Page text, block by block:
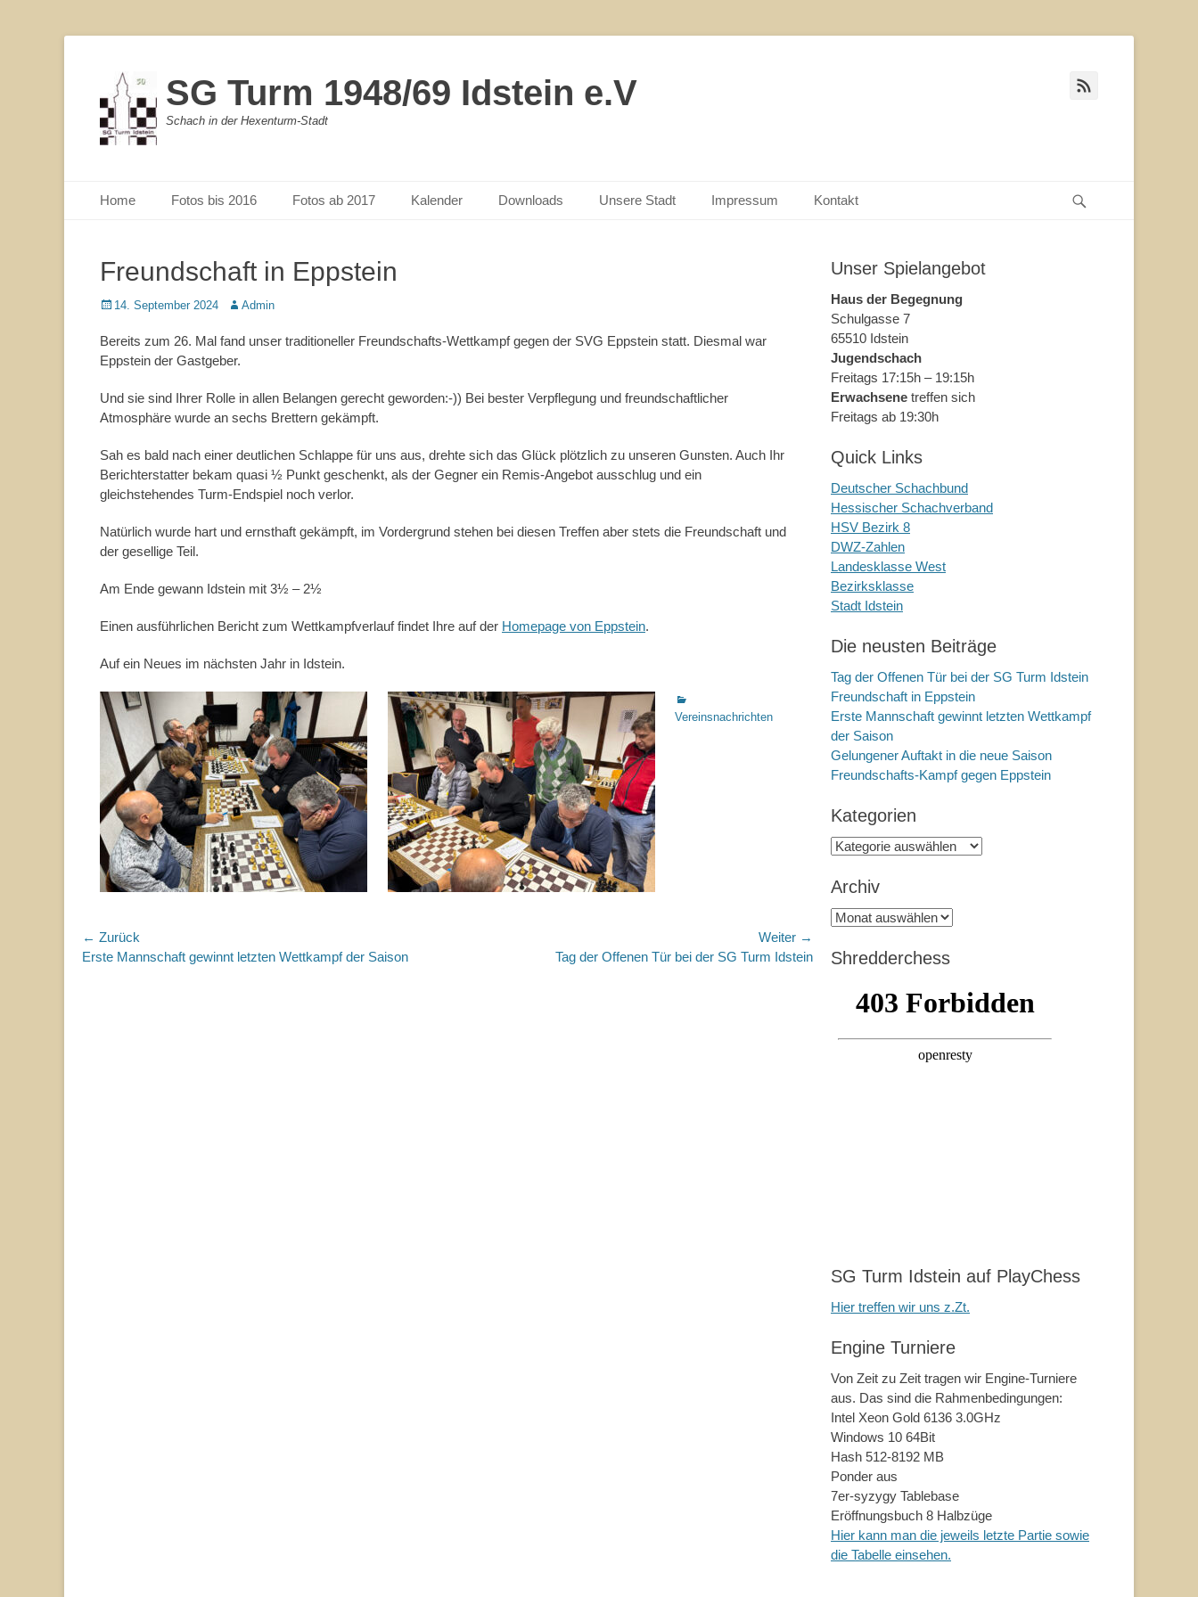
SG Turm 1948/69 Idstein e.V
Schach in der Hexenturm-Stadt
Primärmenu
Home Fotos bis 2016 Fotos ab 2017 Kalender Downloads Unsere Stadt Impressum Kontakt
Freundschaft in Eppstein
Veröffentlicht
14. September 2024 AutorAdmin
Bereits zum 26. Mal fand unser traditioneller Freundschafts-Wettkampf gegen der SVG Eppstein statt. Diesmal war
Eppstein der Gastgeber.
Und sie sind Ihrer Rolle in allen Belangen gerecht geworden:-)) Bei bester Verpflegung und freundschaftlicher
Atmosphäre wurde an sechs Brettern gekämpft.
Sah es bald nach einer deutlichen Schlappe für uns aus, drehte sich das Glück plötzlich zu unseren Gunsten. Auch Ihr
Berichterstatter bekam quasi ½ Punkt geschenkt, als der Gegner ein Remis-Angebot ausschlug und ein
gleichstehendes Turm-Endspiel noch verlor.
Natürlich wurde hart und ernsthaft gekämpft, im Vordergrund stehen bei diesen Treffen aber stets die Freundschaft und
der gesellige Teil.
Am Ende gewann Idstein mit 3½ – 2½
Einen ausführlichen Bericht zum Wettkampfverlauf findet Ihre auf der Homepage von Eppstein.
Auf ein Neues im nächsten Jahr in Idstein.
Kategorien
Vereinsnachrichten
Beitragsnavigation
← Zurück
Vorhergehender
Erste Mannschaft gewinnt letzten Wettkampf der Saison
Weiter →
Tag der Offenen Tür bei der SG Turm Idstein
Unser Spielangebot
Haus der Begegnung
Schulgasse 7
65510 Idstein
Jugendschach
Freitags 17:15h – 19:15h
Erwachsene treffen sich
Freitags ab 19:30h
Quick Links
Deutscher Schachbund
Hessischer Schachverband
HSV Bezirk 8
DWZ-Zahlen
Landesklasse West
Bezirksklasse
Stadt Idstein
Die neusten Beiträge
Tag der Offenen Tür bei der SG Turm Idstein
Freundschaft in Eppstein
Erste Mannschaft gewinnt letzten Wettkampf
der Saison
Gelungener Auftakt in die neue Saison
Freundschafts-Kampf gegen Eppstein
Kategorien
Kategorien
Archiv
Archiv
Shredderchess
SG Turm Idstein auf PlayChess
Hier treffen wir uns z.Zt.
Engine Turniere
Von Zeit zu Zeit tragen wir Engine-Turniere
aus. Das sind die Rahmenbedingungen:
Intel Xeon Gold 6136 3.0GHz
Windows 10 64Bit
Hash 512-8192 MB
Ponder aus
7er-syzygy Tablebase
Eröffnungsbuch 8 Halbzüge
Hier kann man die jeweils letzte Partie sowie
die Tabelle einsehen.